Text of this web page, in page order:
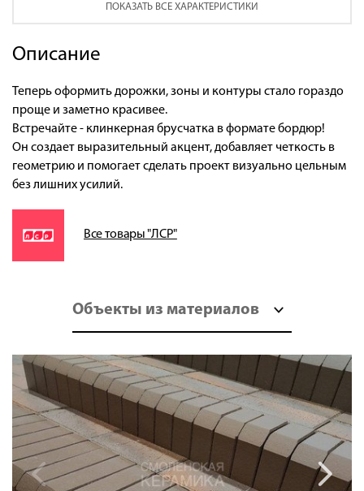
ПОКАЗАТЬ ВСЕ ХАРАКТЕРИСТИКИ
Описание
Теперь оформить дорожки, зоны и контуры стало гораздо
проще и заметно красивее.
Встречайте - клинкерная брусчатка в формате бордюр!
Он создает выразительный акцент, добавляет четкость в
геометрию и помогает сделать проект визуально цельным
без лишних усилий.
Все товары "ЛСР"
Объекты из материалов